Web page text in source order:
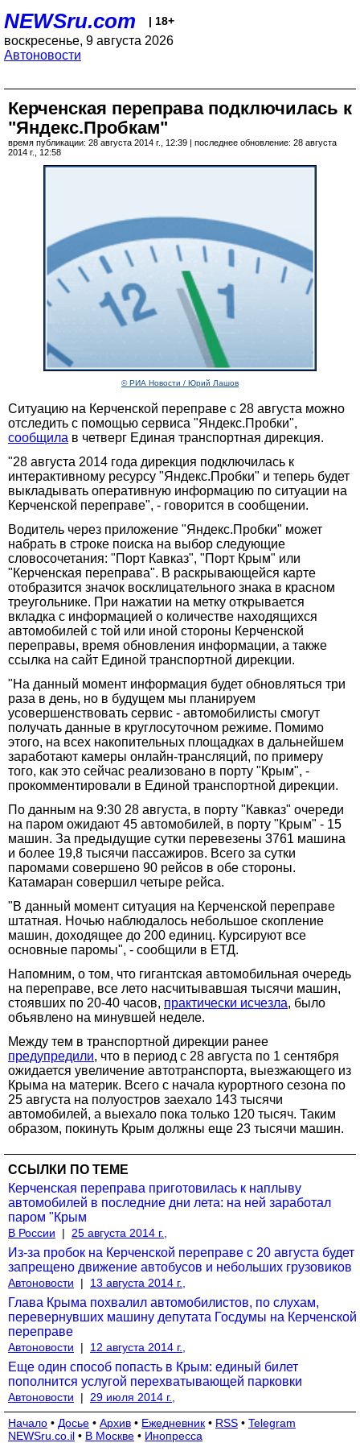
NEWSru.com | 18+
воскресенье, 9 августа 2026
Автоновости
Керченская переправа подключилась к
"Яндекс.Пробкам"
время публикации: 28 августа 2014 г., 12:39 | последнее обновление: 28 августа
2014 г., 12:58
© РИА Новости / Юрий Лашов
Ситуацию на Керченской переправе с 28 августа можно
отследить с помощью сервиса "Яндекс.Пробки",
сообщила в четверг Единая транспортная дирекция.
"28 августа 2014 года дирекция подключилась к
интерактивному ресурсу "Яндекс.Пробки" и теперь будет
выкладывать оперативную информацию по ситуации на
Керченской переправе", - говорится в сообщении.
Водитель через приложение "Яндекс.Пробки" может
набрать в строке поиска на выбор следующие
словосочетания: "Порт Кавказ", "Порт Крым" или
"Керченская переправа". В раскрывающейся карте
отобразится значок восклицательного знака в красном
треугольнике. При нажатии на метку открывается
вкладка с информацией о количестве находящихся
автомобилей с той или иной стороны Керченской
переправы, время обновления информации, а также
ссылка на сайт Единой транспортной дирекции.
"На данный момент информация будет обновляться три
раза в день, но в будущем мы планируем
усовершенствовать сервис - автомобилисты смогут
получать данные в круглосуточном режиме. Помимо
этого, на всех накопительных площадках в дальнейшем
заработают камеры онлайн-трансляций, по примеру
того, как это сейчас реализовано в порту "Крым", -
прокомментировали в Единой транспортной дирекции.
По данным на 9:30 28 августа, в порту "Кавказ" очереди
на паром ожидают 45 автомобилей, в порту "Крым" - 15
машин. За предыдущие сутки перевезены 3761 машина
и более 19,8 тысячи пассажиров. Всего за сутки
паромами совершено 90 рейсов в обе стороны.
Катамаран совершил четыре рейса.
"В данный момент ситуация на Керченской переправе
штатная. Ночью наблюдалось небольшое скопление
машин, доходящее до 200 единиц. Курсируют все
основные паромы", - сообщили в ЕТД.
Напомним, о том, что гигантская автомобильная очередь
на переправе, все лето насчитывавшая тысячи машин,
стоявших по 20-40 часов, практически исчезла, было
объявлено на минувшей неделе.
Между тем в транспортной дирекции ранее
предупредили, что в период с 28 августа по 1 сентября
ожидается увеличение автотранспорта, выезжающего из
Крыма на материк. Всего с начала курортного сезона по
25 августа на полуостров заехало 143 тысячи
автомобилей, а выехало пока только 120 тысяч. Таким
образом, покинуть Крым должны еще 23 тысячи машин.
ССЫЛКИ ПО ТЕМЕ
Керченская переправа приготовилась к наплыву
автомобилей в последние дни лета: на ней заработал
паром "Крым
В России | 25 августа 2014 г.,
Из-за пробок на Керченской переправе с 20 августа будет
запрещено движение автобусов и небольших грузовиков
Автоновости | 13 августа 2014 г.,
Глава Крыма похвалил автомобилистов, по слухам,
перевернувших машину депутата Госдумы на Керченской
переправе
Автоновости | 12 августа 2014 г.,
Еще один способ попасть в Крым: единый билет
пополнится услугой перехватывающей парковки
Автоновости |
29 июля 2014 г.,
Начало • Досье • Архив • Ежедневник • RSS • Telegram
NEWSru.co.il • В Москве • Инопресса